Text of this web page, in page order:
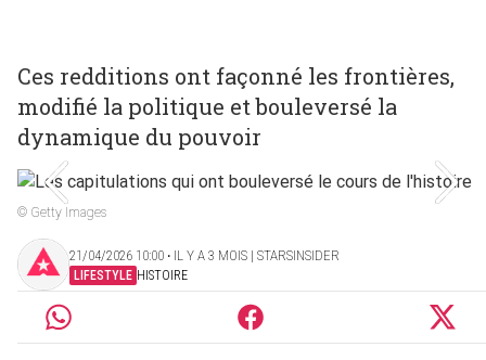
Ces redditions ont façonné les frontières,
modifié la politique et bouleversé la
dynamique du pouvoir
© Getty Images
21/04/2026 10:00 ‧ IL Y A 3 MOIS | STARSINSIDER
LIFESTYLE HISTOIRE